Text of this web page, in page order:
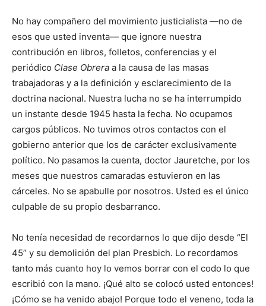
No hay compañero del movimiento justicialista —no de
esos que usted inventa— que ignore nues­tra
contribución en libros, folletos, conferencias y el
periódico Clase Obrera a la causa de las masas
trabajadoras y a la definición y esclareci­miento de la
doctrina nacional. Nuestra lucha no se ha interrumpido
un instante desde 1945 hasta la fecha. No ocupamos
cargos públicos. No tuvimos otros contactos con el
gobierno anterior que los de carácter exclusivamente
político. No pasamos la cuenta, doctor Jauretche, por los
meses que nuestros camaradas estuvieron en las
cárceles. No se apabulle por nosotros. Usted es el único
culpable de su propio desbarranco.
No tenía necesidad de recordarnos lo que dijo desde “El
45” y su demolición del plan Presbich. Lo recordamos
tanto más cuanto hoy lo vemos borrar con el codo lo que
escribió con la mano. ¡Qué alto se colocó usted entonces!
¡Cómo se ha venido abajo! Porque todo el veneno, toda la